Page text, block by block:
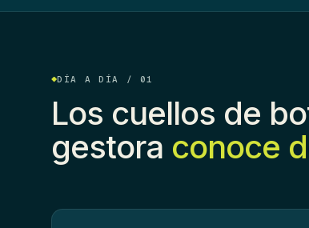
DÍA A DÍA / 01
Los cuellos de
gestora conoce